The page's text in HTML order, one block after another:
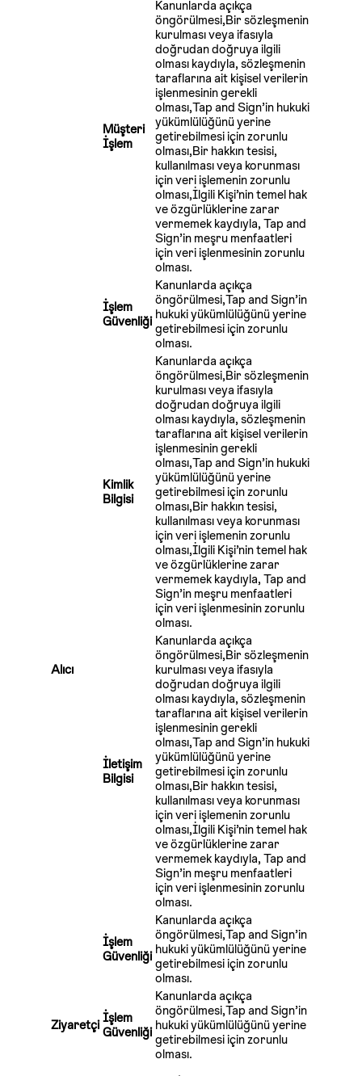
Müşteri
İşlem
Kanunlarda açıkça
öngörülmesi,Bir sözleşmenin
kurulması veya ifasıyla
doğrudan doğruya ilgili
olması kaydıyla, sözleşmenin
taraflarına ait kişisel verilerin
işlenmesinin gerekli
olması,Tap and Sign’in hukuki
yükümlülüğünü yerine
getirebilmesi için zorunlu
olması,Bir hakkın tesisi,
kullanılması veya korunması
için veri işlemenin zorunlu
olması,İlgili Kişi’nin temel hak
ve özgürlüklerine zarar
vermemek kaydıyla, Tap and
Sign’in meşru menfaatleri
için veri işlenmesinin zorunlu
olması.
İşlem
Güvenliği
Kanunlarda açıkça
öngörülmesi,Tap and Sign’in
hukuki yükümlülüğünü yerine
getirebilmesi için zorunlu
olması.
Alıcı
Kimlik
Bilgisi
Kanunlarda açıkça
öngörülmesi,Bir sözleşmenin
kurulması veya ifasıyla
doğrudan doğruya ilgili
olması kaydıyla, sözleşmenin
taraflarına ait kişisel verilerin
işlenmesinin gerekli
olması,Tap and Sign’in hukuki
yükümlülüğünü yerine
getirebilmesi için zorunlu
olması,Bir hakkın tesisi,
kullanılması veya korunması
için veri işlemenin zorunlu
olması,İlgili Kişi’nin temel hak
ve özgürlüklerine zarar
vermemek kaydıyla, Tap and
Sign’in meşru menfaatleri
için veri işlenmesinin zorunlu
olması.
İletişim
Bilgisi
Kanunlarda açıkça
öngörülmesi,Bir sözleşmenin
kurulması veya ifasıyla
doğrudan doğruya ilgili
olması kaydıyla, sözleşmenin
taraflarına ait kişisel verilerin
işlenmesinin gerekli
olması,Tap and Sign’in hukuki
yükümlülüğünü yerine
getirebilmesi için zorunlu
olması,Bir hakkın tesisi,
kullanılması veya korunması
için veri işlemenin zorunlu
olması,İlgili Kişi’nin temel hak
ve özgürlüklerine zarar
vermemek kaydıyla, Tap and
Sign’in meşru menfaatleri
için veri işlenmesinin zorunlu
olması.
İşlem
Güvenliği
Kanunlarda açıkça
öngörülmesi,Tap and Sign’in
hukuki yükümlülüğünü yerine
getirebilmesi için zorunlu
olması.
Ziyaretçiİşlem
Güvenliği
Kanunlarda açıkça
öngörülmesi,Tap and Sign’in
hukuki yükümlülüğünü yerine
getirebilmesi için zorunlu
olması.